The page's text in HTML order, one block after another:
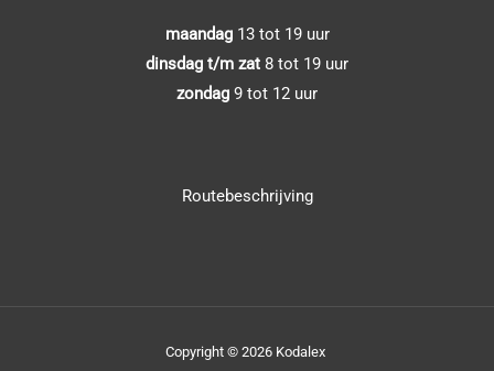
maandag 13 tot 19 uur
dinsdag t/m zat 8 tot 19 uur
zondag 9 tot 12 uur
Routebeschrijving
Copyright © 2026 Kodalex